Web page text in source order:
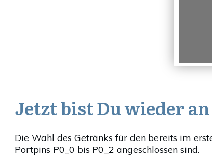
Jetzt bist Du wieder
Die Wahl des Getränks für den bereits im
Portpins P0_0 bis P0_2 angeschlossen sind.